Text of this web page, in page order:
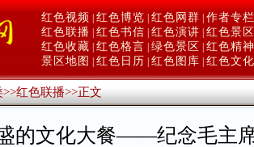
红色视频 红色博览 红色网群 作者专栏
红色联播 红色书信 红色演讲 红色景区
红色收藏 红色格言 绿色景区
红色精神
景区地图
红色日历 红色图库 红色文化
>>红色联播>>正文
的文化大餐——纪念毛主